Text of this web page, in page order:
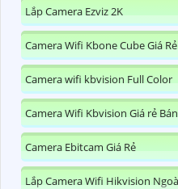
Lắp Camera Ezviz 2K
Camera Wifi Kbone Cube Giá Rẻ
Camera wifi kbvision Full Color
Camera Wifi Kbvision Giá rẻ
Camera Ebitcam Giá Rẻ
Lắp Camera Wifi Hikvision